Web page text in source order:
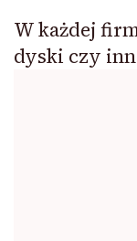
W każdej
dyski czy